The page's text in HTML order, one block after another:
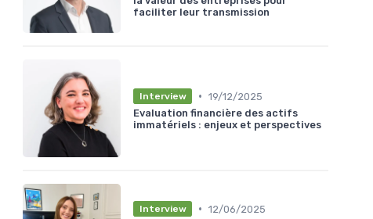
faciliter leur transmission
Interview • 19/12/2025
Evaluation financière des actifs
immatériels : enjeux et perspectives
Interview • 12/06/2025